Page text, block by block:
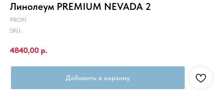
Линолеум PREMIUM NEVADA 2
PROFI
SKU:
4840,00 р.
Добавить в корзину